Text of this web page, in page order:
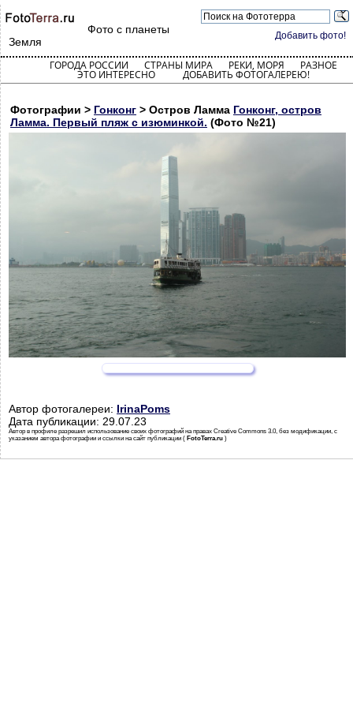
Добавить фото!
Фото с планеты
Земля
ГОРОДА РОССИИ СТРАНЫ МИРА РЕКИ, МОРЯ РАЗНОЕ
ЭТО ИНТЕРЕСНО ДОБАВИТЬ ФОТОГАЛЕРЕЮ!
Фотографии > Гонконг > Остров Ламма Гонконг, остров
Ламма. Первый пляж с изюминкой. (Фото №21)
Автор фотогалереи: IrinaPoms
Дата публикации: 29.07.23
Автор в профиле разрешил использование своих фотографий на правах Creative Commons 3.0, без модификации, с
указанием автора фотографии и ссылки на сайт публикации ( FotoTerra.ru )